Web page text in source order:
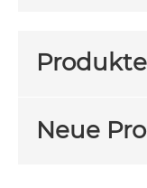
Produkte
Neue